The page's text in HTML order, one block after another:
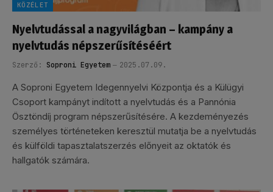
KÖZÉLET
Nyelvtudással a nagyvilágban – kampány a
nyelvtudás népszerűsítéséért
Szerző: Soproni Egyetem 2025.07.09.
A Soproni Egyetem Idegennyelvi Központja és a Külügyi
Csoport kampányt indított a nyelvtudás és a Pannónia
Ösztöndíj program népszerűsítésére. A kezdeményezés
személyes történeteken keresztül mutatja be a nyelvtudás
és külföldi tapasztalatszerzés előnyeit az oktatók és
hallgatók számára.